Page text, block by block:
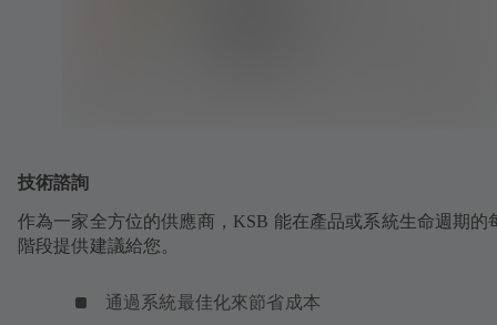
技術諮詢
作為一家全方位的供應商，KSB 能在產品或系統生命週期的
階段提供建議給您。
通過系統最佳化來節省成本